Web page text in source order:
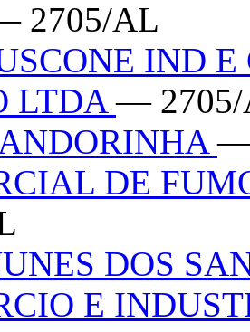
2705/AL
IND
LTDA—
—
DE
DOS
E